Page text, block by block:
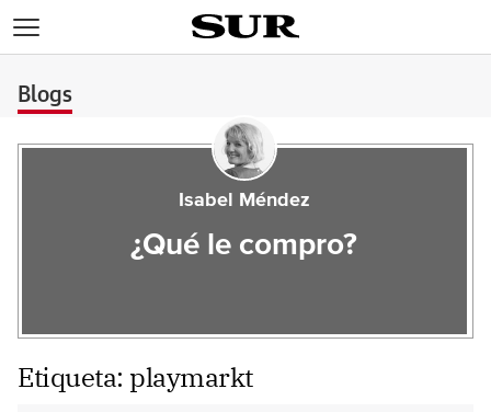
Blogs
Isabel Méndez
¿Qué le compro?
Etiqueta: playmarkt